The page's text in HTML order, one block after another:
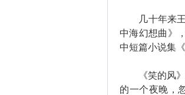
几十年来王
中海幻想曲》
中短篇小说集
《笑的风》
的一个夜晚，